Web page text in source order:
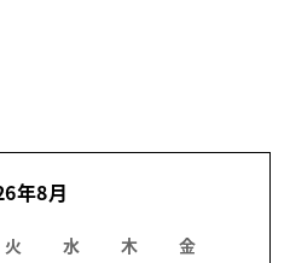
年8月
火 水 木 金